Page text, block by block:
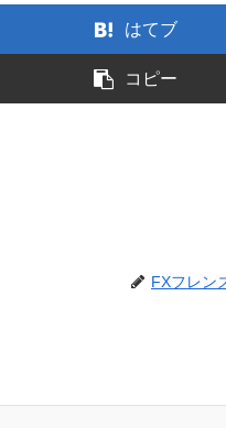
はてブ
コピー
FXフレン